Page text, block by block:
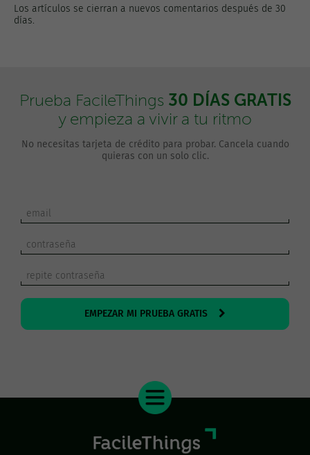
Los artículos se cierran a nuevos comentarios después de 30
días.
Prueba FacileThings 30 DÍAS GRATIS
y empieza a vivir a tu ritmo
No necesitas tarjeta de crédito para probar. Cancela cuando
quieras con un solo clic.